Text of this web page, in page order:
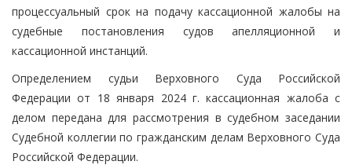
процессуальный срок на подачу кассационной жалобы на
судебные постановления судов апелляционной и
кассационной инстанций.
Определением судьи Верховного Суда Российской
Федерации от 18 января 2024 г. кассационная жалоба с
делом передана для рассмотрения в судебном заседании
Судебной коллегии по гражданским делам Верховного Суда
Российской Федерации.